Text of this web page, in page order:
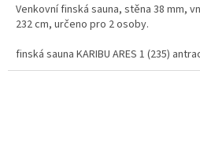
Venkovní finská sauna, stěna 38 mm,
232 cm, určeno pro 2 osoby.
finská sauna KARIBU ARES 1 (235)